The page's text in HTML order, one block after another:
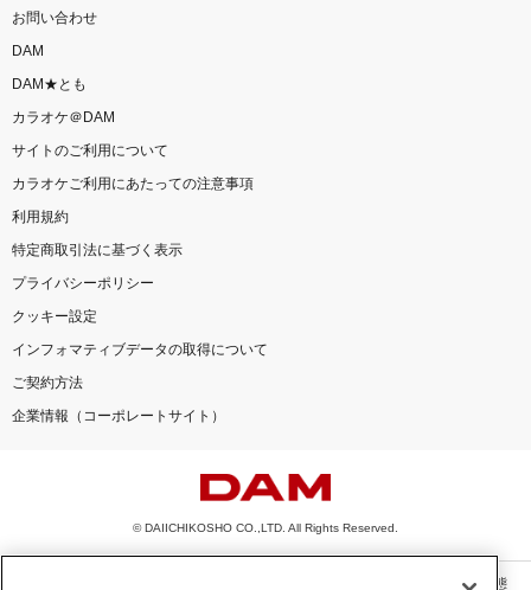
お問い合わせ
DAM
DAM★とも
カラオケ＠DAM
サイトのご利用について
カラオケご利用にあたっての注意事項
利用規約
特定商取引法に基づく表示
プライバシーポリシー
クッキー設定
インフォマティブデータの取得について
ご契約方法
企業情報（コーポレートサイト）
© DAIICHIKOSHO CO.,LTD. All Rights Reserved.
このサイトに掲載されている一切の文章・画像・写真・動画・音声等を、手段や形態